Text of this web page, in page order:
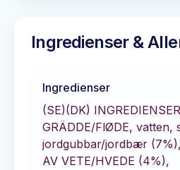
Ingredienser &
Ingredienser
(SE)(DK)
GRÄDDE/FlØDE, vatten,
jordgubbar/jordbær
AV VETE/HVEDE (4%),